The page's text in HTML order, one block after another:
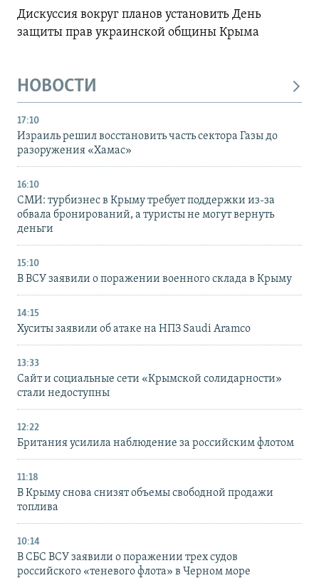
Дискуссия вокруг планов установить День
защиты прав украинской общины Крыма
НОВОСТИ
17:10
Израиль решил восстановить часть сектора Газы до
разоружения «Хамас»
16:10
СМИ: турбизнес в Крыму требует поддержки из-за
обвала бронирований, а туристы не могут вернуть
деньги
15:10
В ВСУ заявили о поражении военного склада в Крыму
14:15
Хуситы заявили об атаке на НПЗ Saudi Aramco
13:33
Сайт и социальные сети «Крымской солидарности»
стали недоступны
12:22
Британия усилила наблюдение за российским флотом
11:18
В Крыму снова снизят объемы свободной продажи
топлива
10:14
В СБС ВСУ заявили о поражении трех судов
российского «теневого флота» в Черном море